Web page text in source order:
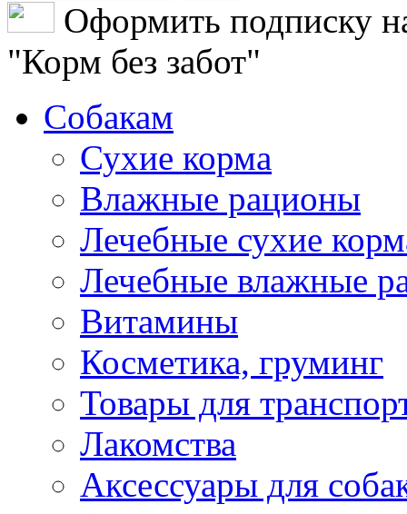
Оформить подписку
"Корм без забот"
Собакам
Сухие корма
Влажные рационы
Лечебные сухие
Лечебные влажные
Витамины
Косметика, груминг
Товары для
Лакомства
Аксессуары для